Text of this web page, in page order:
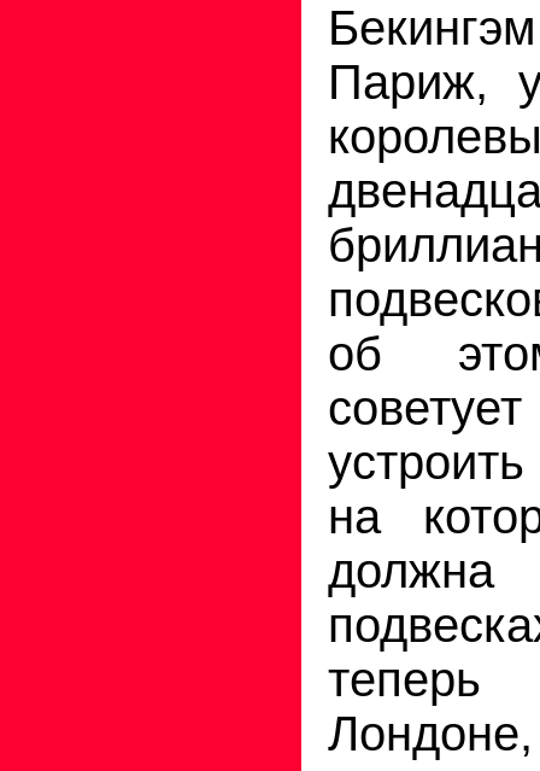
Париж,
об
на
теперь